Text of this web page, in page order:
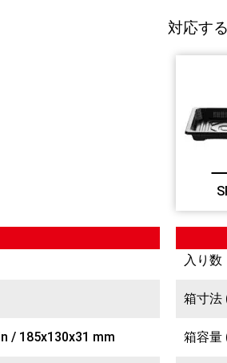
対応す
/ 185x130x31 mm
入り数
箱寸法
箱容量